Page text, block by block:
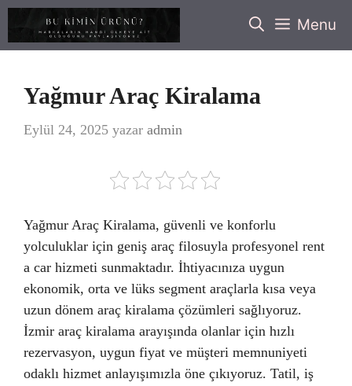
İçeriğe
Menu
Yağmur Araç Kiralama
Eylül 24, 2025 yazar admin
Yağmur Araç Kiralama, güvenli ve konforlu
yolculuklar için geniş araç filosuyla profesyonel rent
a car hizmeti sunmaktadır. İhtiyacınıza uygun
ekonomik, orta ve lüks segment araçlarla kısa veya
uzun dönem araç kiralama çözümleri sağlıyoruz.
İzmir araç kiralama arayışında olanlar için hızlı
rezervasyon, uygun fiyat ve müşteri memnuniyeti
odaklı hizmet anlayışımızla öne çıkıyoruz. Tatil, iş